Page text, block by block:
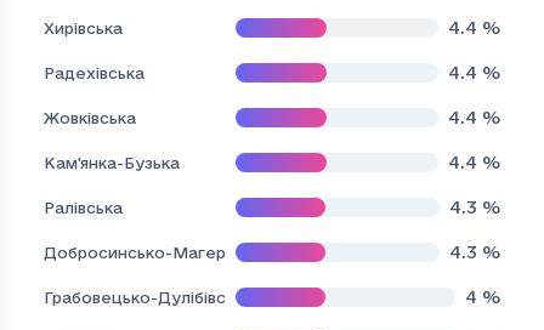
Хирівська 4.4 %
Радехівська 4.4 %
Жовківська 4.4 %
Кам'янка-Бузька 4.4 %
Ралівська 4.3 %
Добросинсько-Магерівська 4.3 %
Грабовецько-Дулібівська 4 %